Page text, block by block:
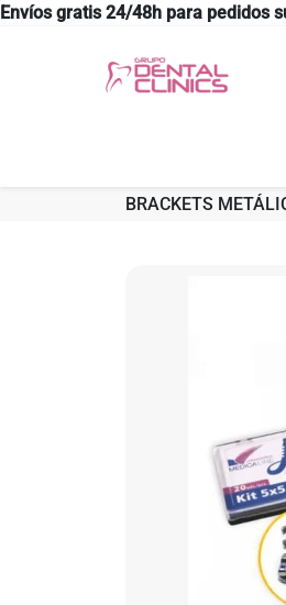
Envíos gratis 24/48h para pedidos
BRACKETS